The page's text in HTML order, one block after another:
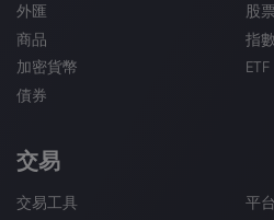
外匯
股
商品
指數
加密貨幣
ETF
債券
交易
交易工具
平台